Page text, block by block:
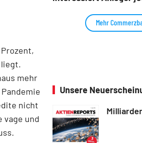
liegt.
mehr
nicht
vage und
Mehr
Unsere